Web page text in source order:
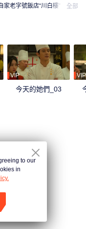
老字號飯店“川白樓”。兩人
全部
VIP
今天的她們_03
VIP
to our
in